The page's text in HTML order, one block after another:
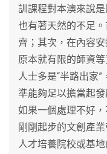
訓課程對本澳來說
也有著天然的不足
齊；其次，在內容
原本就有限的師資
人士多是“半路出家
準能夠足以擔當起
如果一個處理不好
剛剛起步的文創產
人才培養院校或基